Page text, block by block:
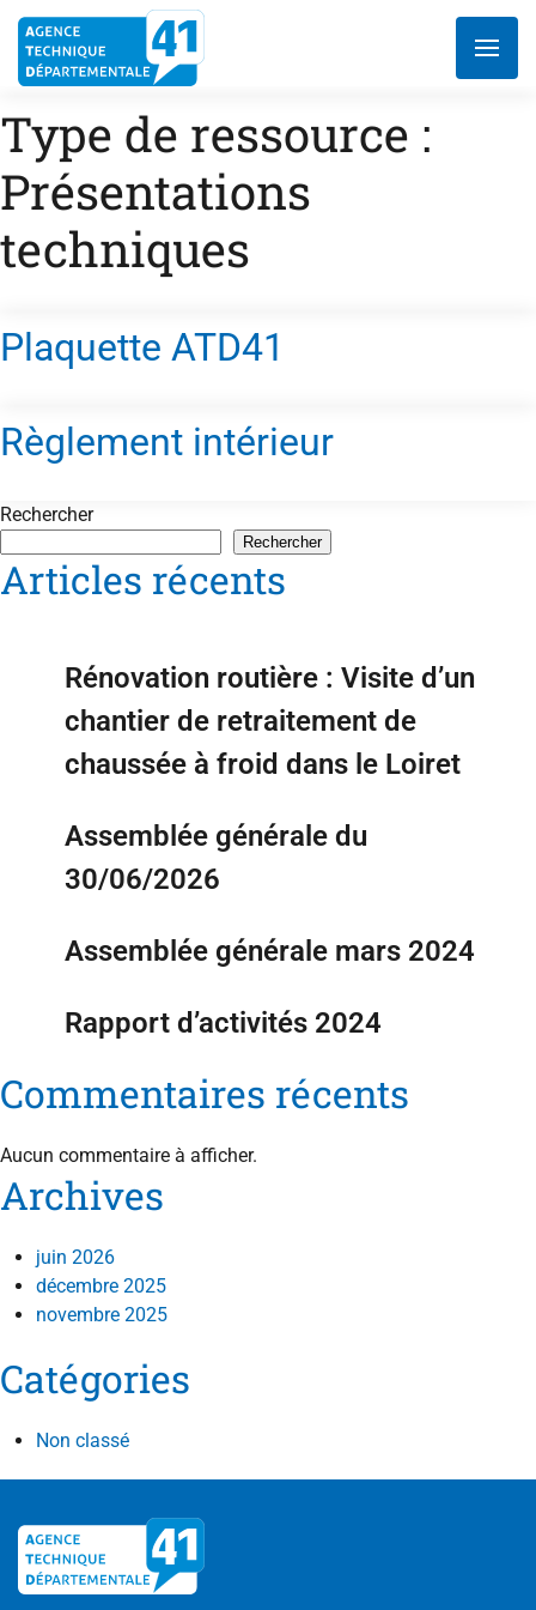
Aller
contenu
Type de ressource :
Présentations
techniques
Plaquette ATD41
Règlement intérieur
Rechercher
Rechercher
Articles récents
Rénovation routière : Visite d’un
chantier de retraitement de
chaussée à froid dans le Loiret
Assemblée générale du
30/06/2026
Assemblée générale mars 2024
Rapport d’activités 2024
Commentaires récents
Aucun commentaire à afficher.
Archives
juin 2026
décembre 2025
novembre 2025
Catégories
Non classé